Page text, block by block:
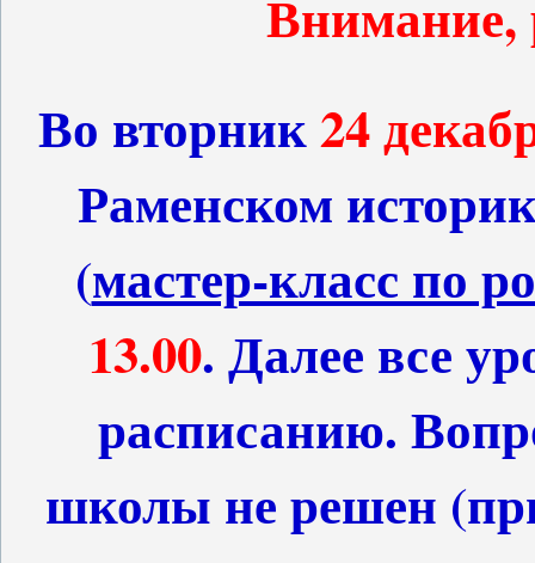
Во вторник24
Раменском
(мастер-класс по
13.00. Далее все
расписанию.
школы не решен